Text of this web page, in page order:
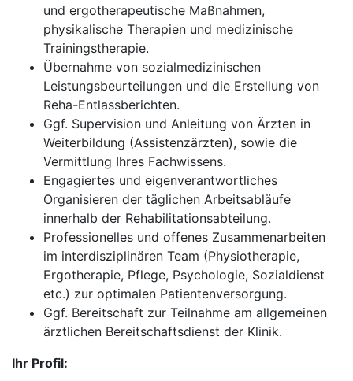
und ergotherapeutische Maßnahmen,
physikalische Therapien und medizinische
Trainingstherapie.
Übernahme von sozialmedizinischen
Leistungsbeurteilungen und die Erstellung von
Reha-Entlassberichten.
Ggf. Supervision und Anleitung von Ärzten in
Weiterbildung (Assistenzärzten), sowie die
Vermittlung Ihres Fachwissens.
Engagiertes und eigenverantwortliches
Organisieren der täglichen Arbeitsabläufe
innerhalb der Rehabilitationsabteilung.
Professionelles und offenes Zusammenarbeiten
im interdisziplinären Team (Physiotherapie,
Ergotherapie, Pflege, Psychologie, Sozialdienst
etc.) zur optimalen Patientenversorgung.
Ggf. Bereitschaft zur Teilnahme am allgemeinen
ärztlichen Bereitschaftsdienst der Klinik.
Ihr Profil: